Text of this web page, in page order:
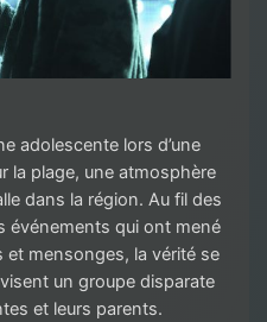
adolescente lors d’une
la plage, une atmosphère
dans la région. Au fil des
événements qui ont mené
et mensonges, la vérité se
un groupe disparate
et leurs parents.